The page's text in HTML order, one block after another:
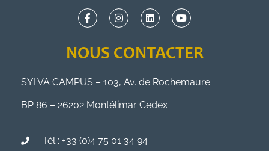
NOUS CONTACTER
SYLVA CAMPUS – 103, Av. de Rochemaure
BP 86 – 26202 Montélimar Cedex
Tél : +33 (0)4 75 01 34 94